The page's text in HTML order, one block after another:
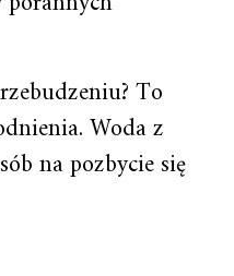
To
Woda z
na pozbycie się